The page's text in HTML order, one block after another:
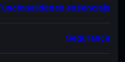
essenciais
Segurança